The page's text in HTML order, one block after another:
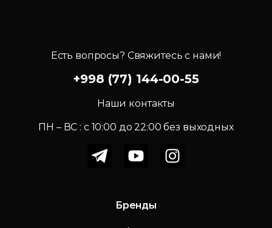
Есть вопросы? Свяжитесь с нами!
+998 (77) 144-00-55
Наши контакты
ПН – ВС : c 10:00 до 22:00 без выходных
Бренды